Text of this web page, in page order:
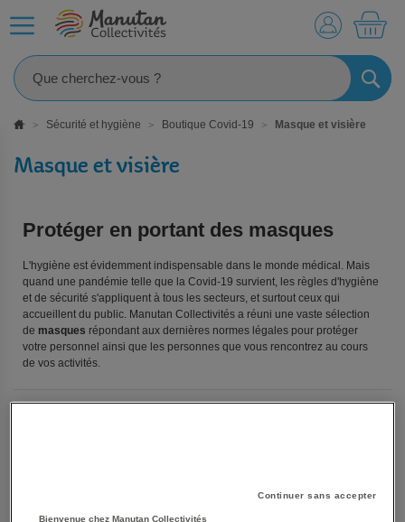
Sécurité et hygiène Boutique Covid-19 Masque et visière
Masque et visière
Protéger en portant des masques
L'hygiène est évidemment indispensable dans le monde médical. Mais
quand une pandémie telle que la Covid-19 survient, les règles d'hygiène
et de sécurité s'appliquent à tous les secteurs, et surtout ceux qui
accueillent du public. Manutan Collectivités a réuni une vaste sélection
de masques répondant aux dernières normes légales pour protéger
votre personnel ainsi que les personnes que vous rencontrez au cours
de vos activités.
Continuer sans accepter
Bienvenue chez Manutan Collectivités